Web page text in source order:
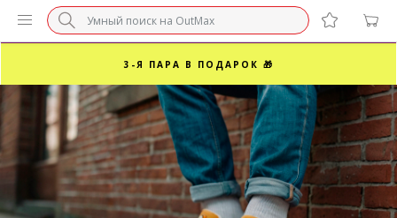
БЕЗ НАЦЕНКИ МАРКЕТПЛЕЙСОВ ⚡ ВАШ РАЗМЕР
3-Я ПАРА В ПОДАРОК 🎁
ПОСЛЕДНИЕ РАЗМЕРЫ ОТ 1500₽⚡️
СУПЕРАКЦИЯ 🔥 2-Я ПАРА -50%